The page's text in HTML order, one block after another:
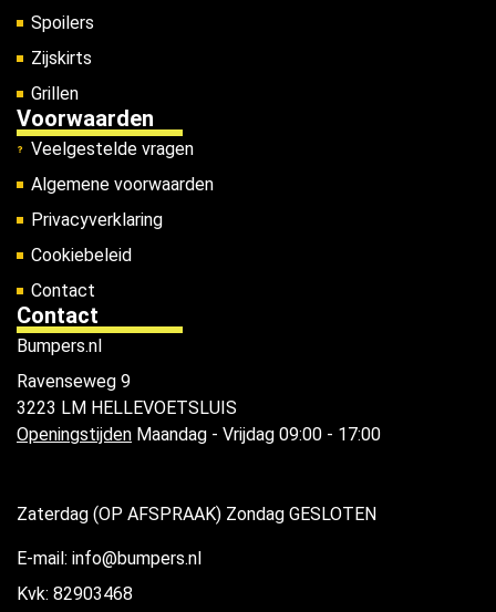
Spoilers
Zijskirts
Grillen
Voorwaarden
Veelgestelde vragen
Algemene voorwaarden
Privacyverklaring
Cookiebeleid
Contact
Contact
Bumpers.nl
Ravenseweg 9
3223 LM HELLEVOETSLUIS
Openingstijden Maandag - Vrijdag 09:00 - 17:00
Zaterdag (OP AFSPRAAK) Zondag GESLOTEN
E-mail: info@bumpers.nl
Kvk: 82903468